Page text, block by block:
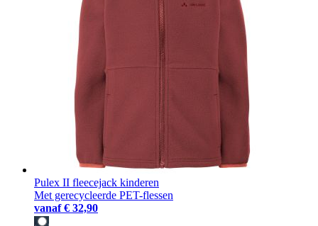
Pulex II fleecejack kinderen
Met gerecycleerde PET-flessen
vanaf € 32,90